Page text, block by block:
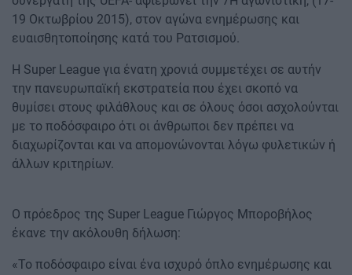
19 Οκτωβρίου 2015), στον αγώνα ενημέρωσης και
ευαισθητοποίησης κατά του Ρατσισμού.
H Super League για ένατη χρονιά συμμετέχει σε αυτήν
την πανευρωπαϊκή εκστρατεία που έχει σκοπό να
θυμίσει στους φιλάθλους και σε όλους όσοι ασχολούνται
με το ποδόσφαιρο ότι οι άνθρωποι δεν πρέπει να
διαχωρίζονται και να απομονώνονται λόγω φυλετικών ή
άλλων κριτηρίων.
Ο πρόεδρος της Super League Γιώργος Μποροβήλος
έκανε την ακόλουθη δήλωση:
«Το ποδόσφαιρο είναι ένα ισχυρό όπλο ενημέρωσης και